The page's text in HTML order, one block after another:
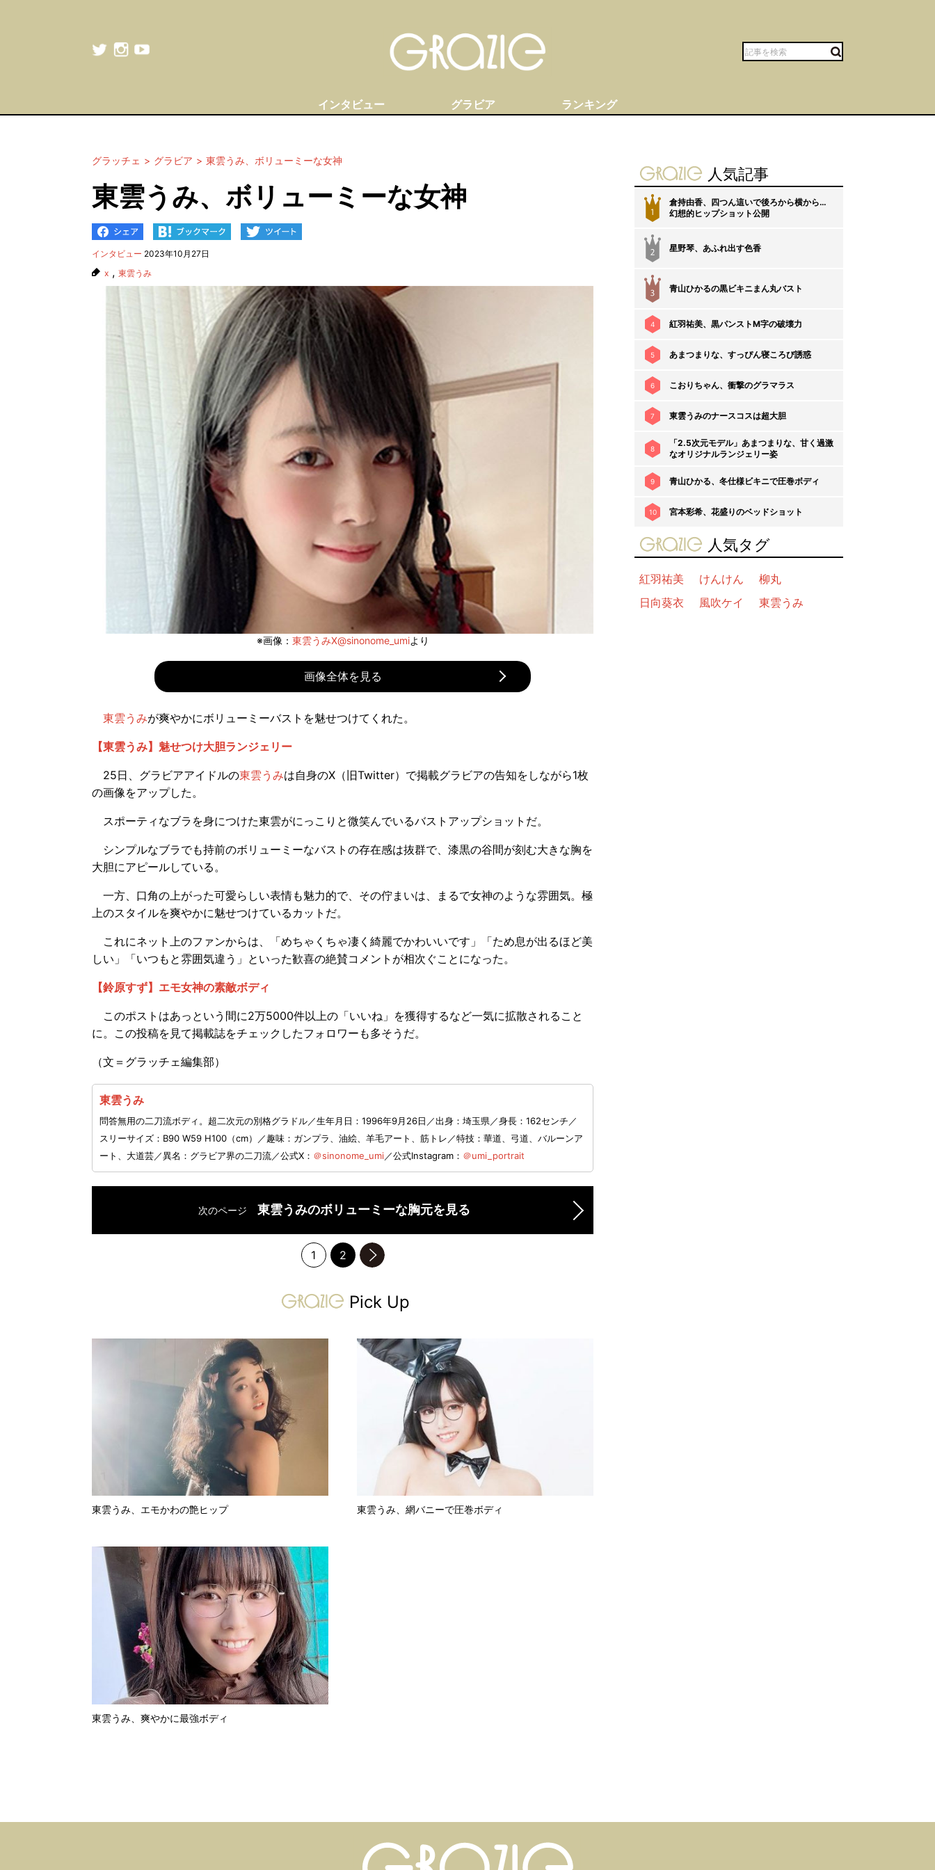
インタビュー グラビア ランキング
グラッチェ グラビア 東雲うみ、ボリューミーな女神
東雲うみ、ボリューミーな女神
インタビュー 2023年10月27日
x , 東雲うみ
※画像： 東雲うみX@sinonome_umiより
画像全体を見る
東雲うみが爽やかにボリューミーバストを魅せつけてくれた。
【東雲うみ】魅せつけ大胆ランジェリー
25日、グラビアアイドルの東雲うみは自身のX（旧Twitter）で掲載グラビアの告知をしながら1枚
の画像をアップした。
スポーティなブラを身につけた東雲がにっこりと微笑んでいるバストアップショットだ。
シンプルなブラでも持前のボリューミーなバストの存在感は抜群で、漆黒の谷間が刻む大きな胸を
大胆にアピールしている。
一方、口角の上がった可愛らしい表情も魅力的で、その佇まいは、まるで女神のような雰囲気。極
上のスタイルを爽やかに魅せつけているカットだ。
これにネット上のファンからは、「めちゃくちゃ凄く綺麗でかわいいです」「ため息が出るほど美
しい」「いつもと雰囲気違う」といった歓喜の絶賛コメントが相次ぐことになった。
【鈴原すず】エモ女神の素敵ボディ
このポストはあっという間に2万5000件以上の「いいね」を獲得するなど一気に拡散されること
に。この投稿を見て掲載誌をチェックしたフォロワーも多そうだ。
（文＝グラッチェ編集部）
東雲うみ
問答無用の二刀流ボディ。超二次元の別格グラドル／生年月日：1996年9月26日／出身：埼玉県／​身長：162センチ／
スリーサイズ：B90 W59 H100（cm）／趣味：ガンプラ、油絵、羊毛アート、筋トレ／特技：華道、弓道、バルーンア
ート、大道芸／異名：グラビア界の二刀流／公式X： ＠sinonome_umi／公式Instagram： ＠umi_portrait
次のページ 東雲うみのボリューミーな胸元を見る
1 2
次のページへ
gravure-grazie
Pick Up
東雲うみ、エモかわの艶ヒップ 東雲うみ、網バニーで圧巻ボディ
東雲うみ、爽やかに最強ボディ
gravure-grazie
人気記事
1
倉持由香、四つん這いで後ろから横から…
幻想的ヒップショット公開
星野琴、あふれ出す色香
青山ひかるの黒ビキニまん丸バスト
4 紅羽祐美、黒パンストM字の破壊力
5 あまつまりな、すっぴん寝ころび誘惑
6 こおりちゃん、衝撃のグラマラス
7 東雲うみのナースコスは超大胆
8
「2.5次元モデル」あまつまりな、甘く過激
なオリジナルランジェリー姿
9 青山ひかる、冬仕様ビキニで圧巻ボディ
10 宮本彩希、花盛りのベッドショット
gravure-grazie
人気タグ
紅羽祐美 けんけん
柳丸
日向葵衣
風吹ケイ 東雲うみ